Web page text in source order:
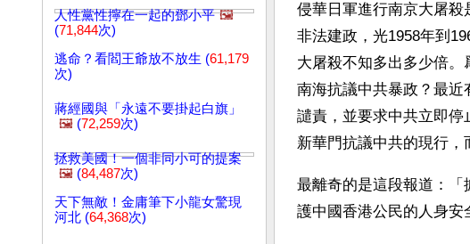
人性黨性擰在一起的鄧小平 🖼️
(71,844次)
逃命？看閻王爺放不放生 (61,179
次)
蔣經國與「永遠不要掛起白旗」
🖼️ (72,259次)
拯救美國！一個非同小可的提案
🖼️ (84,487次)
天下無敵！金庸筆下小龍女驚現
河北 (64,368次)
侵華日軍進行南京大屠殺
非法建政，光1958年到
大屠殺不知多出多少倍
南海抗議中共暴政？最近
譴責，並要求中共立即
新華門抗議中共的現行，
最離奇的是這段報道：
護中國香港公民的人身安